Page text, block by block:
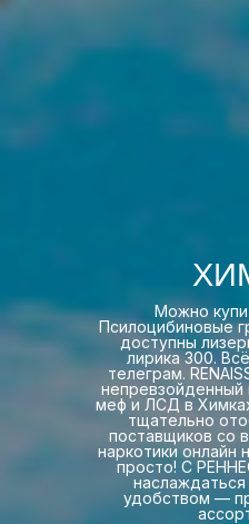
Можно
Псилоцибиновые
доступны
лирика 300.
телеграм.
непревзойденный
меф и ЛСД в
тщательно
поставщиков со
наркотики онлайн
просто! С
удобством —